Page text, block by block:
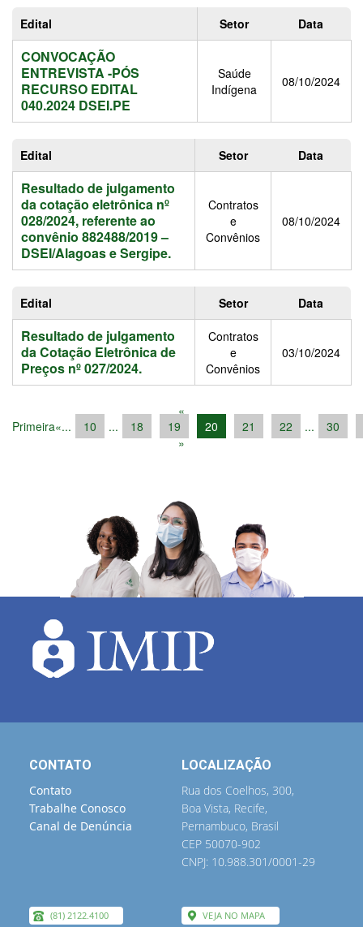
Edital Setor Data
CONVOCAÇÃO
ENTREVISTA -PÓS
RECURSO EDITAL
040.2024 DSEI.PE
Saúde
Indígena
08/10/2024
Edital Setor Data
Resultado de julgamento
da cotação eletrônica nº
028/2024, referente ao
convênio 882488/2019 –
DSEI/Alagoas e Sergipe.
Contratos
e
Convênios
08/10/2024
Edital Setor Data
Resultado de julgamento
da Cotação Eletrônica de
Preços nº 027/2024.
Contratos
e
Convênios
03/10/2024
«
Primeira«... 10 ... 18 19 20 21 22 ...
30
»
CONTATO
Contato
Trabalhe Conosco
Canal de Denúncia
(81) 2122.4100
LOCALIZAÇÃO
Rua dos Coelhos, 300,
Boa Vista, Recife,
Pernambuco, Brasil
CEP 50070-902
CNPJ: 10.988.301/0001-29
VEJA NO MAPA